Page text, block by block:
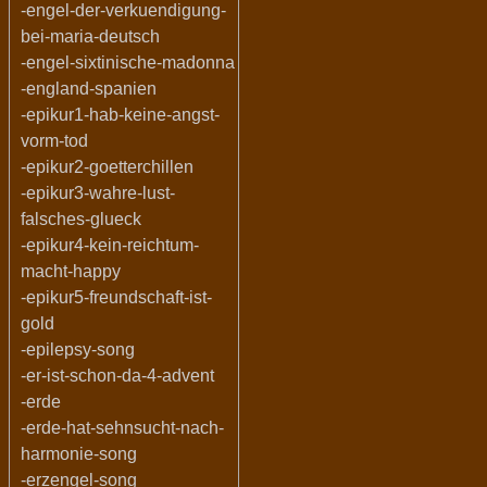
-engel-der-verkuendigung-
bei-maria-deutsch
-engel-sixtinische-madonna
-england-spanien
-epikur1-hab-keine-angst-
vorm-tod
-epikur2-goetterchillen
-epikur3-wahre-lust-
falsches-glueck
-epikur4-kein-reichtum-
macht-happy
-epikur5-freundschaft-ist-
gold
-epilepsy-song
-er-ist-schon-da-4-advent
-erde
-erde-hat-sehnsucht-nach-
harmonie-song
-erzengel-song